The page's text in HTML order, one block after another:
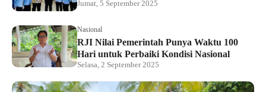
Jumat, 5 September 2025
Nasional
RJI Nilai Pemerintah Punya Waktu 100
Hari untuk Perbaiki Kondisi Nasional
Selasa, 2 September 2025